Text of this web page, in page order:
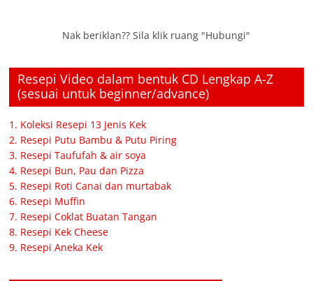
Nak beriklan?? Sila klik ruang "Hubungi"
Resepi Video dalam bentuk CD Lengkap A-Z
(sesuai untuk beginner/advance)
1. Koleksi Resepi 13 Jenis Kek
2. Resepi Putu Bambu & Putu Piring
3. Resepi Taufufah & air soya
4. Resepi Bun, Pau dan Pizza
5. Resepi Roti Canai dan murtabak
6. Resepi Muffin
7. Resepi Coklat Buatan Tangan
8. Resepi Kek Cheese
9. Resepi Aneka Kek